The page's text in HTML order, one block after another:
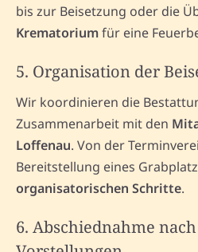
bis zur Beisetzung oder die
Krematoriumfür eine
5. Organisation der
Wir koordinieren die
Zusammenarbeit mit den
Loffenau. Von der
Bereitstellung eines
organisatorischen Schritte.
6. Abschiednahme